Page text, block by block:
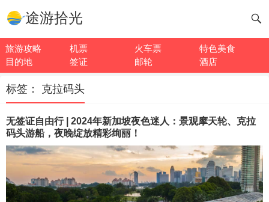
途游拾光
旅游攻略 机票 火车票
特色美食
目的地
签证 邮轮 酒店
标签： 克拉码头
无签证自由行 | 2024年新加坡夜色迷人：景观摩天轮、克拉
码头游船，夜晚绽放精彩绚丽！